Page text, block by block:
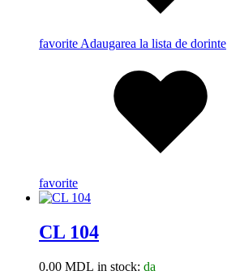
favorite Adaugarea la lista de dorinte
favorite
CL 104
0.00 MDL in stock: da